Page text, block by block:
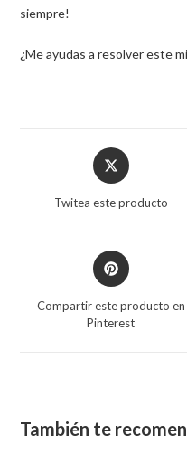
siempre!
¿Me ayudas a resolver este
Twitea este producto
Compartir este producto en
Pinterest
También te